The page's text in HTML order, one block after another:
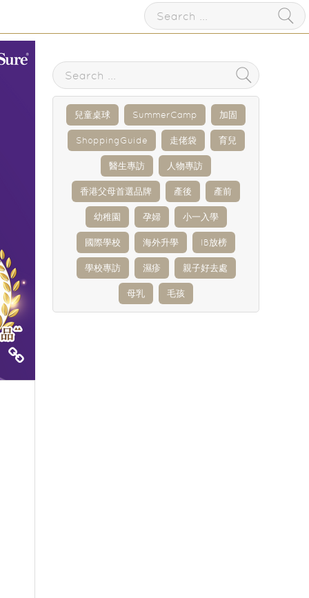
兒童桌球 SummerCamp 加固
ShoppingGuide 走佬袋 育兒
醫生專訪 人物專訪
香港父母首選品牌 產後 產前
幼稚園 孕婦 小一入學
國際學校 海外升學 IB放榜
學校專訪 濕疹 親子好去處
母乳 毛孩